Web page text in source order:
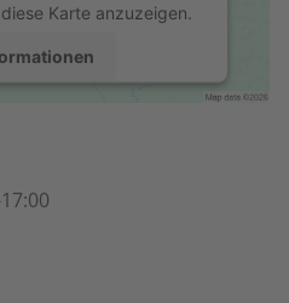
Karte anzuzeigen.
Platform